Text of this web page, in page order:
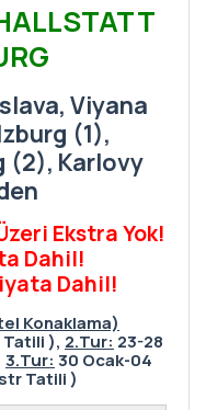
Viyana
(1),
(2), Karlovy
Ekstra Yok!
Dahil!
Dahil!
Konaklama)
Tatili ), 2.Tur: 23-28
3.Tur: 30 Ocak-04
Tatili )